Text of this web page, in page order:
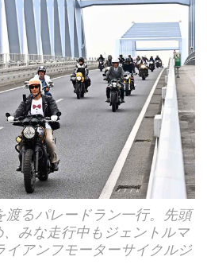
渡るパレードラン一行。先頭
みな走行中もジェントルマ
イアンフモーターサイクルジ